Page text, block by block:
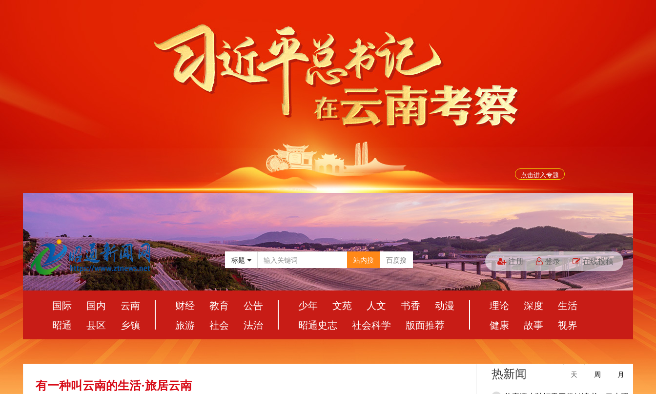
点击进入专题
标题 站内搜 百度搜 注册 登录 在线投稿
国际 国内
云南
昭通
县区 乡镇
财经 教育
公告
旅游
社会 法治
少年 文苑 人文 书香
动漫
昭通史志
社会科学 版面推荐
理论 深度
生活
健康
故事 视界
有一种叫云南的生活·旅居云南
热新闻 月
周
天